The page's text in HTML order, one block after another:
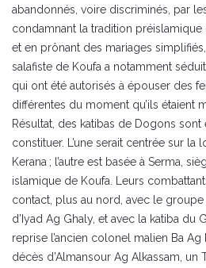
abandonnés, voire discriminés, par
condamnant la tradition préislamique
et en prônant des mariages
salafiste de Koufa a notamment
qui ont été autorisés à épouser des
différentes du moment qu’ils étaient
Résultat, des katibas de Dogons sont
constituer. L’une serait centrée sur la
Kerana ; l’autre est basée à Serma,
islamique de Koufa. Leurs
contact, plus au nord, avec le groupe
d’Iyad Ag Ghaly, et avec la katiba du
reprise l’ancien colonel malien Ba
décès d’Almansour Ag Alkassam, un